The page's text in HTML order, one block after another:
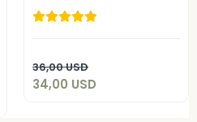
36,00 USD
34,00 USD
34,00 USD